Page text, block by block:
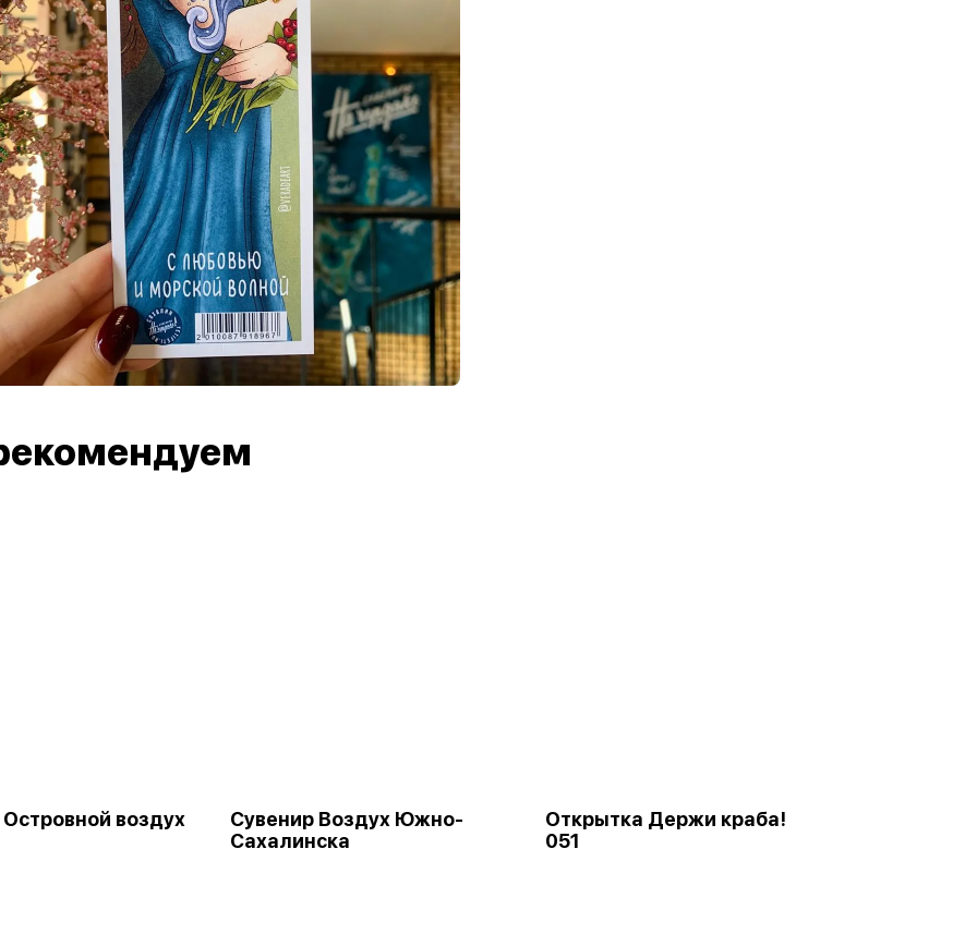
воздух
Сувенир Воздух Южно-
Сахалинска
Открытка Держи краба!
051